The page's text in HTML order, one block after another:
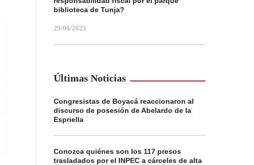
biblioteca de Tunja?
29/08/2023
Últimas Noticias
Congresistas de Boyacá reaccionaron al
discurso de posesión de Abelardo de la
Espriella
Conozca quiénes son los 117 presos
trasladados por el INPEC a cárceles de alta